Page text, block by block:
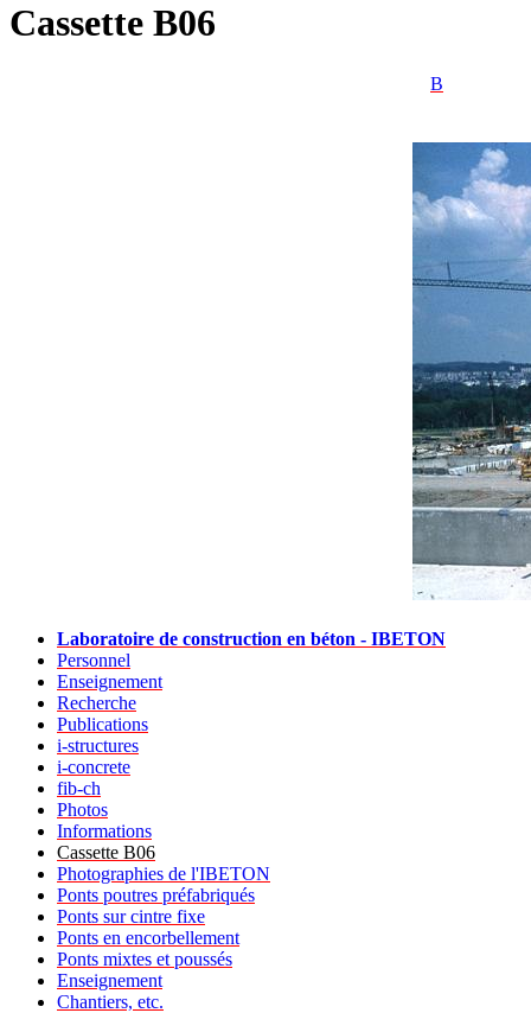
Cassette B06
B
Laboratoire de construction en béton - IBETON
Personnel
Enseignement
Recherche
Publications
i-structures
i-concrete
fib-ch
Photos
Informations
Cassette B06
Photographies de l'IBETON
Ponts poutres préfabriqués
Ponts sur cintre fixe
Ponts en encorbellement
Ponts mixtes et poussés
Enseignement
Chantiers, etc.